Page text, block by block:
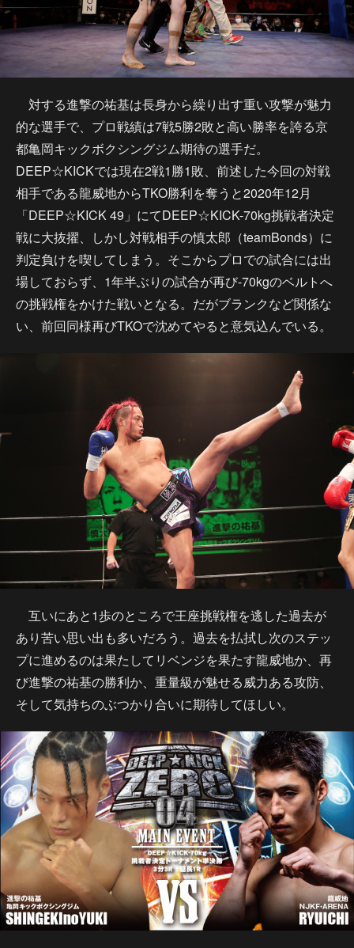
対する進撃の祐基は長身から繰り出す重い攻撃が魅力
的な選手で、プロ戦績は7戦5勝2敗と高い勝率を誇る京
都亀岡キックボクシングジム期待の選手だ。
DEEP☆KICKでは現在2戦1勝1敗、前述した今回の対戦
相手である龍威地からTKO勝利を奪うと2020年12月
「DEEP☆KICK 49」にてDEEP☆KICK-70kg挑戦者決定
戦に大抜擢、しかし対戦相手の慎太郎（teamBonds）に
判定負けを喫してしまう。そこからプロでの試合には出
場しておらず、1年半ぶりの試合が再び-70kgのベルトへ
の挑戦権をかけた戦いとなる。だがブランクなど関係な
い、前回同様再びTKOで沈めてやると意気込んでいる。
互いにあと1歩のところで王座挑戦権を逃した過去が
あり苦い思い出も多いだろう。過去を払拭し次のステッ
プに進めるのは果たしてリベンジを果たす龍威地か、再
び進撃の祐基の勝利か、重量級が魅せる威力ある攻防、
そして気持ちのぶつかり合いに期待してほしい。